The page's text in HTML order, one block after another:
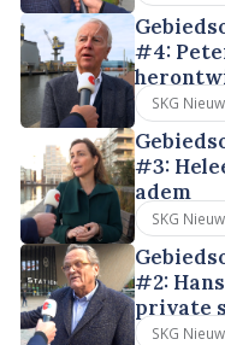
#4:
SKG
#3:
adem
SKG
#2:
private
SKG